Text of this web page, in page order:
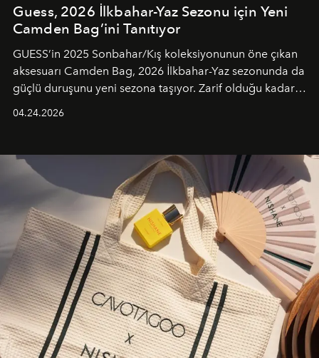
Guess, 2026 İlkbahar-Yaz Sezonu için Yeni
Camden Bag’ini Tanıtıyor
GUESS’in 2025 Sonbahar/Kış koleksiyonunun öne çıkan
aksesuarı Camden Bag, 2026 İlkbahar-Yaz sezonunda da
güçlü duruşunu yeni sezona taşıyor. Zarif olduğu kadar
04.24.2026